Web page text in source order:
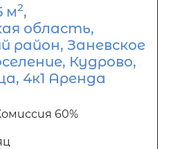
м2,
область,
район, Заневское
Кудрово,
4к1 Аренда
60%